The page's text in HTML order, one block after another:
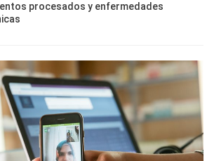
procesados y enfermedades